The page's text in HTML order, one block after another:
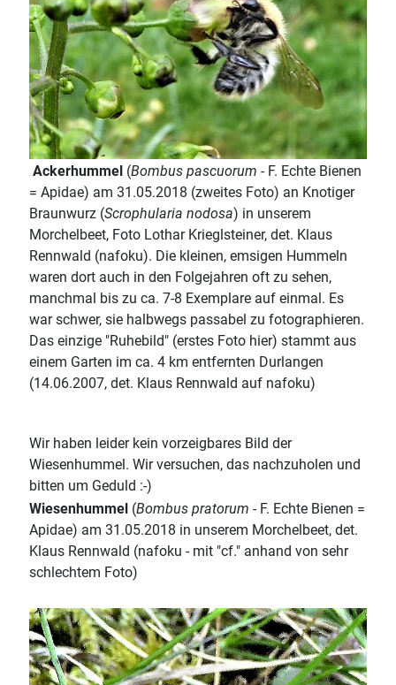
Ackerhummel (Bombus pascuorum - F. Echte Bienen
= Apidae) am 31.05.2018 (zweites Foto) an Knotiger
Braunwurz (Scrophularia nodosa) in unserem
Morchelbeet, Foto Lothar Krieglsteiner, det. Klaus
Rennwald (nafoku). Die kleinen, emsigen Hummeln
waren dort auch in den Folgejahren oft zu sehen,
manchmal bis zu ca. 7-8 Exemplare auf einmal. Es
war schwer, sie halbwegs passabel zu fotographieren.
Das einzige "Ruhebild" (erstes Foto hier) stammt aus
einem Garten im ca. 4 km entfernten Durlangen
(14.06.2007, det. Klaus Rennwald auf nafoku)
Wir haben leider kein vorzeigbares Bild der
Wiesenhummel. Wir versuchen, das nachzuholen und
bitten um Geduld :-)
Wiesenhummel (Bombus pratorum - F. Echte Bienen =
Apidae) am 31.05.2018 in unserem Morchelbeet, det.
Klaus Rennwald (nafoku - mit "cf." anhand von sehr
schlechtem Foto)